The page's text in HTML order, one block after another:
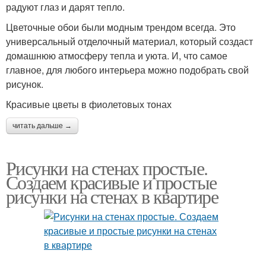
радуют глаз и дарят тепло.
Цветочные обои были модным трендом всегда. Это
универсальный отделочный материал, который создаст
домашнюю атмосферу тепла и уюта. И, что самое
главное, для любого интерьера можно подобрать свой
рисунок.
Красивые цветы в фиолетовых тонах
читать дальше →
Рисунки на стенах простые.
Создаем красивые и простые
рисунки на стенах в квартире